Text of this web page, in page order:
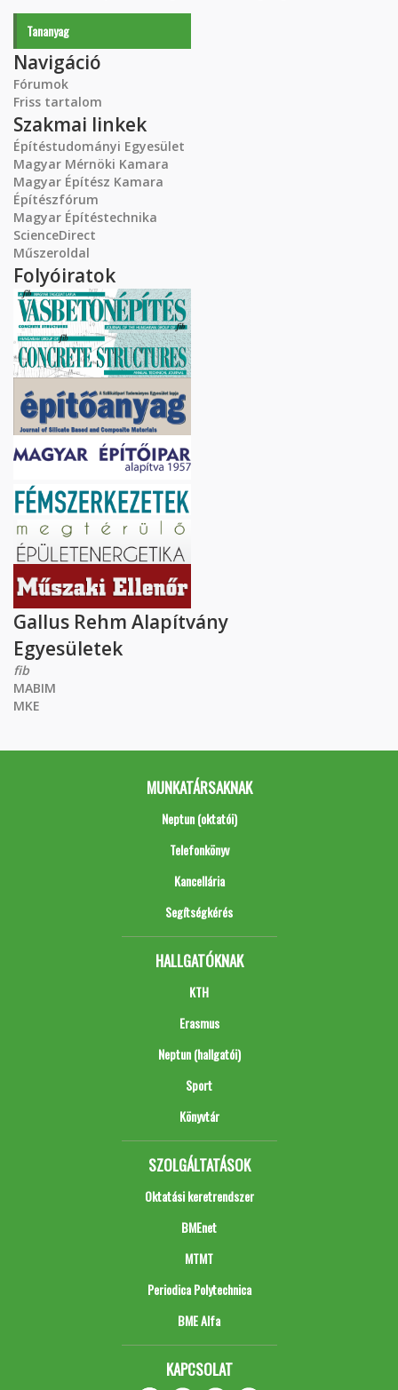
Tananyag
Navigáció
Fórumok
Friss tartalom
Szakmai linkek
Építéstudományi Egyesület
Magyar Mérnöki Kamara
Magyar Építész Kamara
Építészfórum
Magyar Építéstechnika
ScienceDirect
Műszeroldal
Folyóiratok
Gallus Rehm Alapítvány
Egyesületek
fib
MABIM
MKE
MUNKATÁRSAKNAK
Neptun (oktatói)
Telefonkönyv
Kancellária
Segítségkérés
HALLGATÓKNAK
KTH
Erasmus
Neptun (hallgatói)
Sport
Könyvtár
SZOLGÁLTATÁSOK
Oktatási keretrendszer
BMEnet
MTMT
Periodica Polytechnica
BME Alfa
KAPCSOLAT